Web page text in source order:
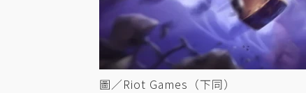
圖／Riot Games（下同）